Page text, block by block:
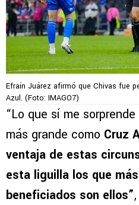
Efraín Juárez afirmó que Chivas fue
Azul. (Foto: IMAGO7)
“Lo que sí me
más grande como Cruz
ventaja de estas
esta liguilla los que
beneficiados son ellos”